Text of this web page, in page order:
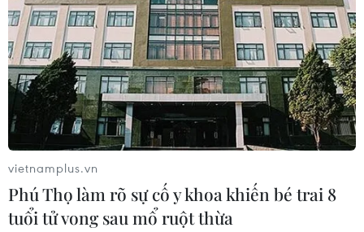
vietnamplus.vn
Phú Thọ làm rõ sự cố y khoa khiến bé trai 8
tuổi tử vong sau mổ ruột thừa